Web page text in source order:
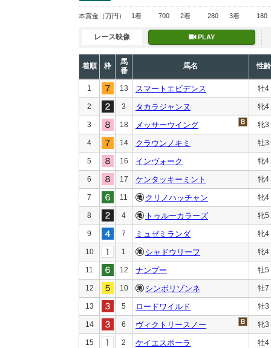
本賞金 （万円） 1着 700 2着 280 3着 180
レース映像 PLAY
着順 枠
馬
番
馬名 性齢
1 13 スマートエビデンス 牡4
2 3 タカラジャンヌ 牝4
3 18 メッサーウイング 牝3
4 14 クラウンノキミ 牡3
5 16 インヴォーク 牝4
6 17 ケンタッキーミント 牝4
7 11 クリノハッチャン 牝4
8 4 トゥルーカラーズ 牝5
9 7 ミュゼミランダ 牝4
10 1 シャドウリーフ 牝4
11 12 ナンプー 牡5
12 10 シンボリゾンネ 牡7
13 5 ロードワイルド 牡3
14 6 ヴィクトリースノー 牝3
15 2 ケイエスポーラ 牡4